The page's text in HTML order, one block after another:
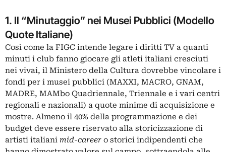
1. Il “Minutaggio” nei Musei Pubblici (Modello
Quote Italiane)
Così come la FIGC intende legare i diritti TV a quanti
minuti i club fanno giocare gli atleti italiani cresciuti
nei vivai, il Ministero della Cultura dovrebbe vincolare i
fondi per i musei pubblici (MAXXI, MACRO, GNAM,
MADRE, MAMbo Quadriennale, Triennale e i vari centri
regionali e nazionali) a quote minime di acquisizione e
mostre. Almeno il 40% della programmazione e dei
budget deve essere riservato alla storicizzazione di
artisti italiani mid-career o storici indipendenti che